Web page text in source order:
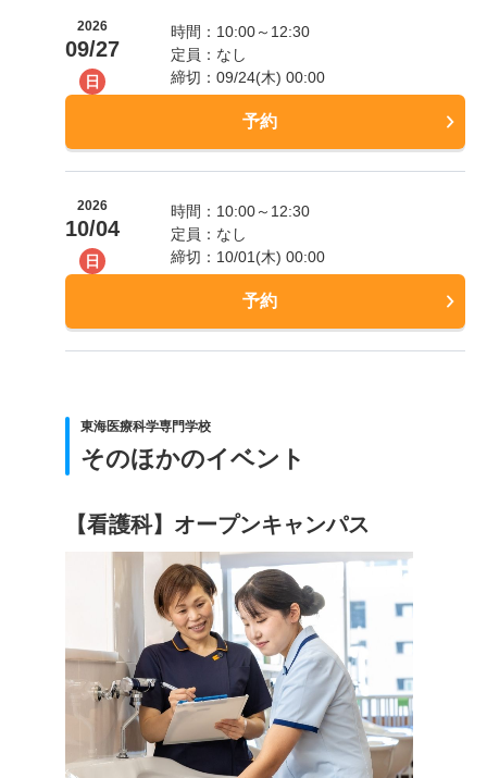
2026
09/27
日
時間：10:00～12:30
定員：なし
締切：09/24(木) 00:00
予約
2026
10/04
日
時間：10:00～12:30
定員：なし
締切：10/01(木) 00:00
予約
東海医療科学専門学校
そのほかのイベント
【看護科】オープンキャンパス